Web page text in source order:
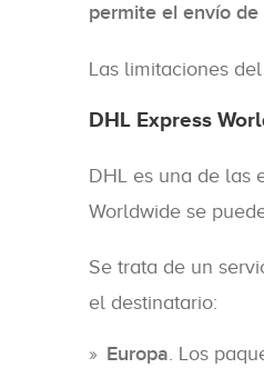
permite el envío
Las limitaciones
DHL Express
DHL es una de las
Worldwide se
Se trata de un
el destinatario:
Europa. Los